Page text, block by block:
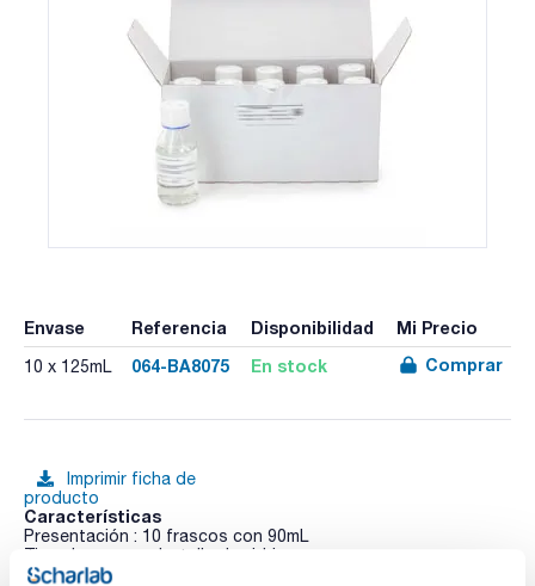
Envase Referencia Disponibilidad Mi Precio
10 x 125mL 064-BA8075 En stock Comprar
Imprimir ficha de
producto
Características
Presentación : 10 frascos con 90mL
Tipo de envase : botella de vidrio
Especificaciones : Tapón metálico / no inyectable